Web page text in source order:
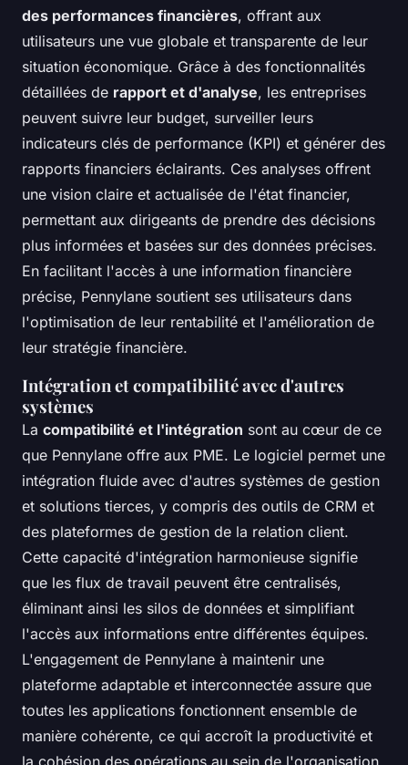
des performances financières, offrant aux
utilisateurs une vue globale et transparente de leur
situation économique. Grâce à des fonctionnalités
détaillées de rapport et d'analyse, les entreprises
peuvent suivre leur budget, surveiller leurs
indicateurs clés de performance (KPI) et générer des
rapports financiers éclairants. Ces analyses offrent
une vision claire et actualisée de l'état financier,
permettant aux dirigeants de prendre des décisions
plus informées et basées sur des données précises.
En facilitant l'accès à une information financière
précise, Pennylane soutient ses utilisateurs dans
l'optimisation de leur rentabilité et l'amélioration de
leur stratégie financière.
Intégration et compatibilité avec d'autres
systèmes
La compatibilité et l'intégration sont au cœur de ce
que Pennylane offre aux PME. Le logiciel permet une
intégration fluide avec d'autres systèmes de gestion
et solutions tierces, y compris des outils de CRM et
des plateformes de gestion de la relation client.
Cette capacité d'intégration harmonieuse signifie
que les flux de travail peuvent être centralisés,
éliminant ainsi les silos de données et simplifiant
l'accès aux informations entre différentes équipes.
L'engagement de Pennylane à maintenir une
plateforme adaptable et interconnectée assure que
toutes les applications fonctionnent ensemble de
manière cohérente, ce qui accroît la productivité et
la cohésion des opérations au sein de l'organisation.